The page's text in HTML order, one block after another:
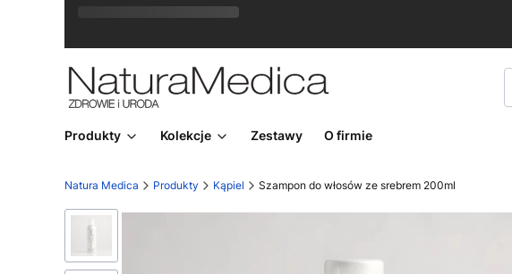
Rozkwitaj na wiosnę! Z kodem
Produkty Kolekcje Zestawy O firmie
Natura Medica Produkty Kąpiel Szampon do włosów ze srebrem 200ml